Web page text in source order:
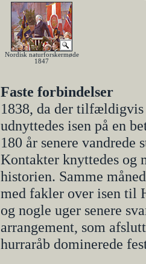
Nordisk naturforskermøde
1847
Faste forbindelser
1838, da der
udnyttedes isen på en
180 år senere vandrede
Kontakter knyttedes og
historien. Samme
med fakler over isen til
og nogle uger senere
arrangement, som
hurraråb dominerede